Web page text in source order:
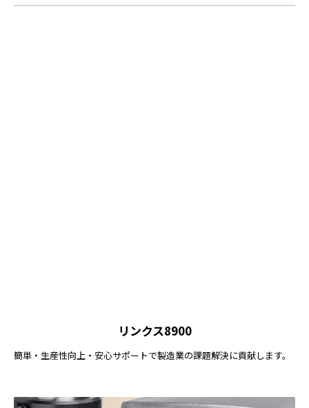
リンクス8900
簡単・生産性向上・安心サポートで製造業の課題解決に貢献します。